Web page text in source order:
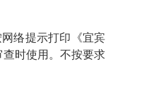
络提示打印《宜宾
时使用。不按要求